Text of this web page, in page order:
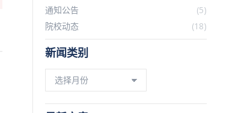
通知公告
(5)
院校动态
(18)
新闻类别
类